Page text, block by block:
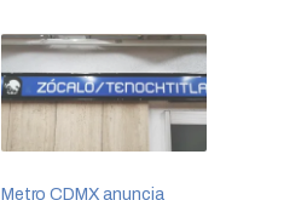
Metro CDMX anuncia